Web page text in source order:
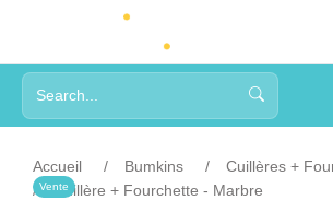
Accueil Bumkins
Cuillères +
Cuillère + Fourchette - Marbre
Vente